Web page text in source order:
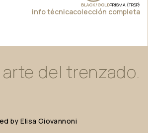
BLACK/GOLDPRISMA (TRSP)
info técnicacolección completa
arte del trenzado.
by Elisa Giovannoni